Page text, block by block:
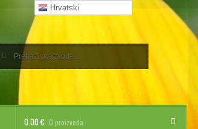
0.00€ 0 proizvoda
Hrvatski